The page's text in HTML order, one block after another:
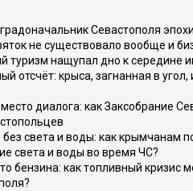
Севастополя
не существовало вообще и
туризм нащупал дно к середине
отсчёт: крыса, загнанная в
диалога: как Заксобрание
без света и воды: как крымчанам
света и воды во время ЧС?
бензина: как топливный кризис